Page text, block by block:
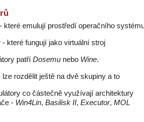
- které emulují prostředí operačního
- které fungují jako virtuální stroj
patří Dosemu nebo Wine.
rozdělit ještě na dvě skupiny a to
co částečně využívají architektury
- Win4Lin, Basilisk II, Executor, MOL